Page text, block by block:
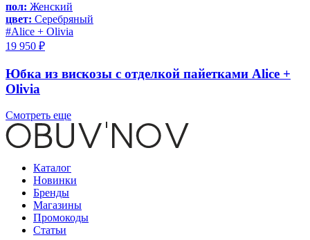
пол: Женский
цвет: Серебряный
#Alice + Olivia
19 950 ₽
Юбка из вискозы с отделкой пайетками Alice +
Olivia
Смотреть еще
Каталог
Новинки
Бренды
Магазины
Промокоды
Статьи